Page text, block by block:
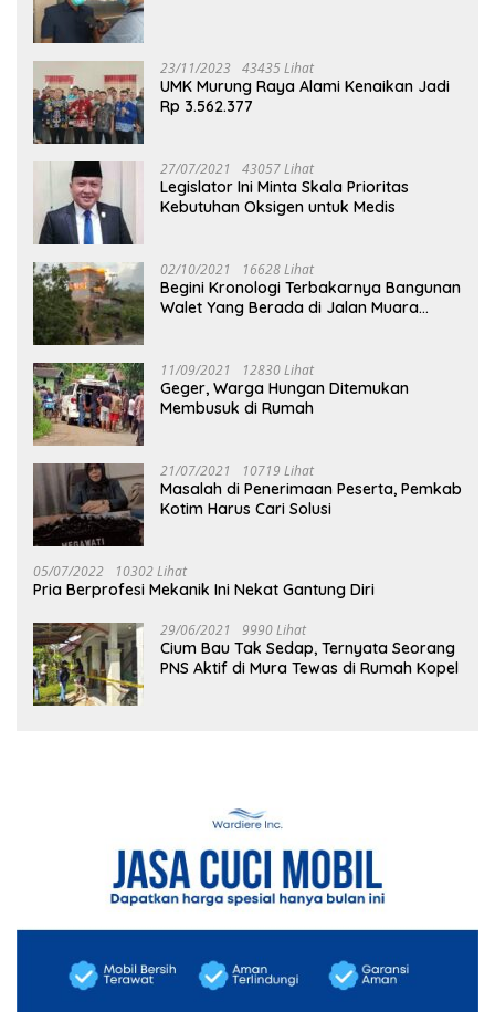
23/11/2023 43435 Lihat
UMK Murung Raya Alami Kenaikan Jadi
Rp 3.562.377
27/07/2021 43057 Lihat
Legislator Ini Minta Skala Prioritas
Kebutuhan Oksigen untuk Medis
02/10/2021 16628 Lihat
Begini Kronologi Terbakarnya Bangunan
Walet Yang Berada di Jalan Muara
11/09/2021 12830 Lihat
Geger, Warga Hungan Ditemukan
Membusuk di Rumah
21/07/2021 10719 Lihat
Masalah di Penerimaan Peserta, Pemkab
Kotim Harus Cari Solusi
05/07/2022 10302 Lihat
Pria Berprofesi Mekanik Ini Nekat Gantung Diri
29/06/2021 9990 Lihat
Cium Bau Tak Sedap, Ternyata Seorang
PNS Aktif di Mura Tewas di Rumah Kopel